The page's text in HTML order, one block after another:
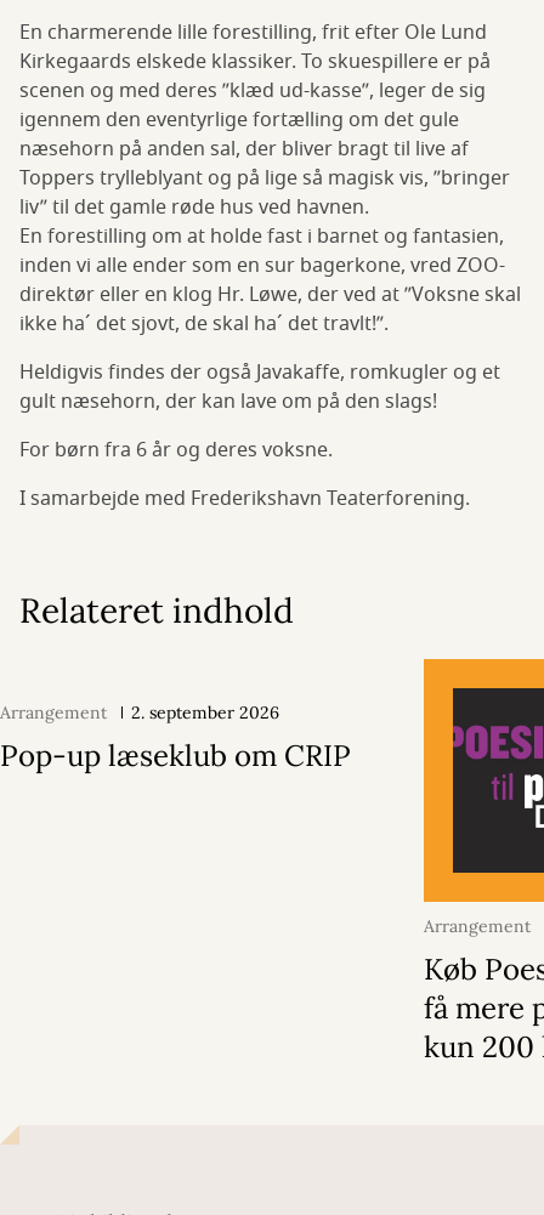
En charmerende lille forestilling, frit efter Ole Lund
Kirkegaards elskede klassiker. To skuespillere er på
scenen og med deres ”klæd ud-kasse”, leger de sig
igennem den eventyrlige fortælling om det gule
næsehorn på anden sal, der bliver bragt til live af
Toppers trylleblyant og på lige så magisk vis, ”bringer
liv” til det gamle røde hus ved havnen.
En forestilling om at holde fast i barnet og fantasien,
inden vi alle ender som en sur bagerkone, vred ZOO-
direktør eller en klog Hr. Løwe, der ved at ”Voksne skal
ikke ha´ det sjovt, de skal ha´ det travlt!”.
Heldigvis findes der også Javakaffe, romkugler og et
gult næsehorn, der kan lave om på den slags!
For børn fra 6 år og deres voksne.
I samarbejde med Frederikshavn Teaterforening.
Relateret indhold
Arrangement 2. september 2026
Pop-up læseklub om CRIP
Arrangement
september
Køb
få mere
kun 200